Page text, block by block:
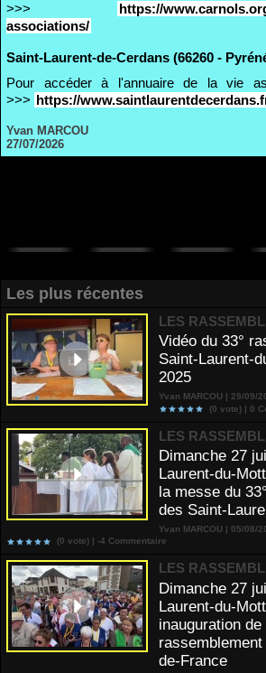
>>>
https://
associations/
Saint-Laurent-de-Cerdans (66260 -
Pour accéder à l'annuaire de la vie
>>> https://
Yvan MARCOU
27/07/2026
Les plus récentes
LES
Vidéo du 33°
Saint-Laurent-
2025
Yvan MARCOU | 29/09/
(0 vote) | 0
LES
Dimanche 27
Laurent-du-
la messe du
des Saint-
Yvan MARCOU | 05/08/
(0 vote) | -4 Commentaire
LES
Dimanche 27
Laurent-du-
inauguration
de-France